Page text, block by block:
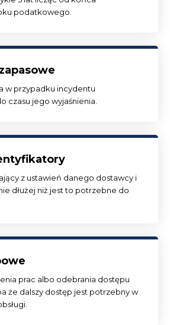
podatkowego.
w przypadku incydentu
czasu jego wyjaśnienia.
z ustawień danego dostawcy i
dłużej niż jest to potrzebne do
prac albo odebrania dostępu
że dalszy dostęp jest potrzebny w